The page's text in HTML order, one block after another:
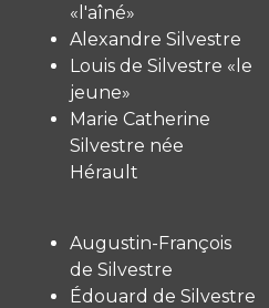
«l'aîné»
Alexandre Silvestre
Louis de Silvestre «le
jeune»
Marie Catherine
Silvestre née
Hérault
Augustin-François
de Silvestre
Édouard de Silvestre